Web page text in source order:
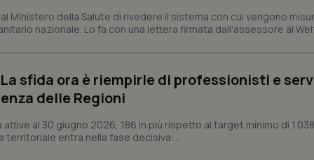
Ministero della Salute di rivedere il sistema con cui vengono
nazionale. Lo fa con una lettera firmata dall'assessore al
sfida ora è riempirle di professionisti e
delle Regioni
attive al 30 giugno 2026, 186 in più rispetto al target minimo di
territoriale entra nella fase decisiva:...
www.quotidianosanita.it
settimane
Script.com per ricordare le
sui cookie dei visitatori. È
dei cookie di Cookie-Script.com
settimane
2 giorni
abilitare il sistema di tracking
www.quotidianosanita.it
2 giorni
Google LLC
1 anno 1